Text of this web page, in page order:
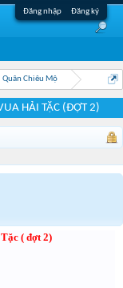
Đăng nhập Đăng ký
Quân Chiêu Mộ
HẢI TẶC (ĐỢT 2)
( đợt 2)